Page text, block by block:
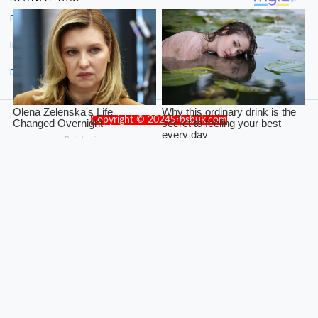
Facebook
Instagram
Dribbble
Copyright © 2024Srbsbuk.com